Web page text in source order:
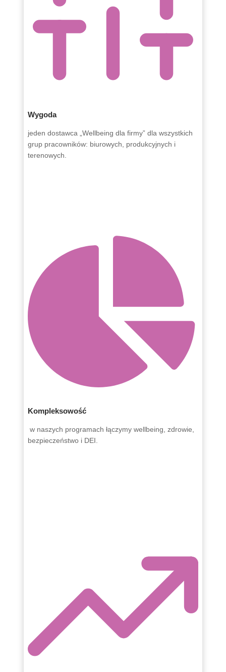
Wygoda
jeden dostawca „Wellbeing dla firmy” dla wszystkich
grup pracowników: biurowych, produkcyjnych i
terenowych.
Kompleksowość
w naszych programach łączymy wellbeing, zdrowie,
bezpieczeństwo i DEI.